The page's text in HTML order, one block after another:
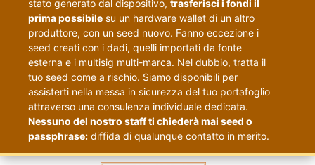
stato generato dal dispositivo, trasferisci i fondi il
prima possibile su un hardware wallet di un altro
produttore, con un seed nuovo. Fanno eccezione i
seed creati con i dadi, quelli importati da fonte
esterna e i multisig multi-marca. Nel dubbio, tratta il
tuo seed come a rischio. Siamo disponibili per
assisterti nella messa in sicurezza del tuo portafoglio
attraverso una consulenza individuale dedicata.
Nessuno del nostro staff ti chiederà mai seed o
passphrase: diffida di qualunque contatto in merito.